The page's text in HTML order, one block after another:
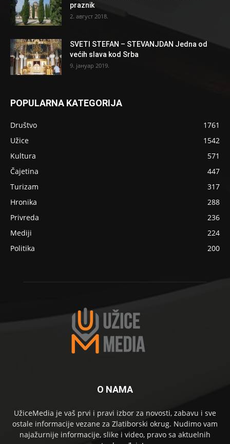
praznik
2. август 2018.
SVETI STEFAN – STEVANJDAN Jedna od
većih slava kod Srba
9. јануар 2019.
POPULARNA KATEGORIJA
Društvo
1761
Užice
1542
Kultura
571
Čajetina
447
Turizam
317
Hronika
288
Privreda
236
Mediji
224
Politika
200
O NAMA
UžiceMedia je vaš prvi i pravi izbor za novosti, zabavu i sve
ostale informacije vezane za Zlatiborski okrug. Nudimo vam
najažurnije informacije, slike i video, pravo sa aktuelnih